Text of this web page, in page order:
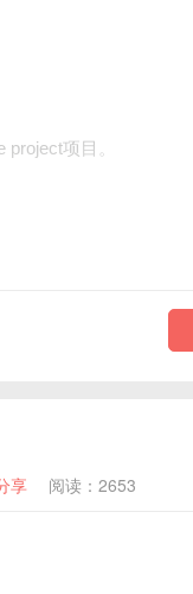
项目。
享 阅读：2653